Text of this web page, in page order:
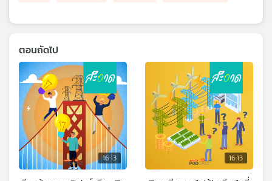
ตอนถัดไป
16:13 16:13